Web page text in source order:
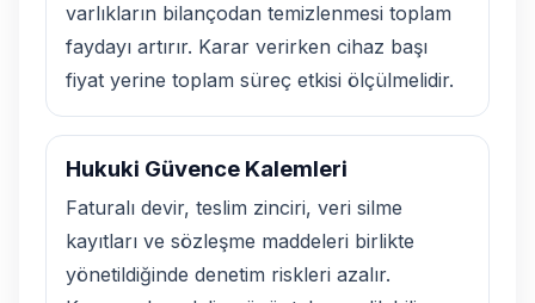
varlıkların bilançodan temizlenmesi toplam
faydayı artırır. Karar verirken cihaz başı
fiyat yerine toplam süreç etkisi ölçülmelidir.
Hukuki Güvence Kalemleri
Faturalı devir, teslim zinciri, veri silme
kayıtları ve sözleşme maddeleri birlikte
yönetildiğinde denetim riskleri azalır.